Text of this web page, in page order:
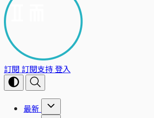
訂閱 訂閱支持登入
最新